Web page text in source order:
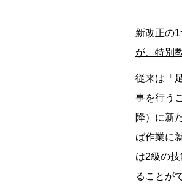
新改正の
が、特別
従来は「
事を行う
降）に新
ば作業に
は2級の
ることが